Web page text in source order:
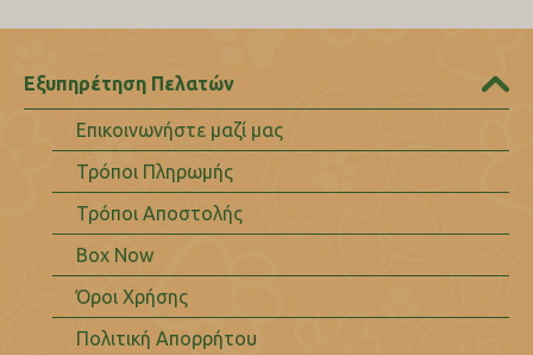
Εξυπηρέτηση Πελατών
Επικοινωνήστε μαζί μας
Τρόποι Πληρωμής
Τρόποι Αποστολής
Box Now
Όροι Χρήσης
Πολιτική Απορρήτου